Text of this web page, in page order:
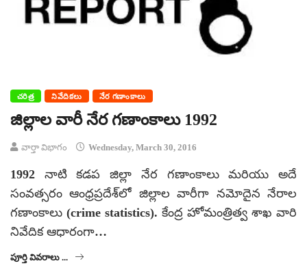
చరిత్ర నివేదికలు నేర గణాంకాలు
జిల్లాల వారీ నేర గణాంకాలు 1992
వార్తా విభాగం Wednesday, March 30, 2016
1992 నాటి కడప జిల్లా నేర గణాంకాలు మరియు అదే
సంవత్సరం ఆంధ్రప్రదేశ్‌లో జిల్లాల వారీగా నమోదైన నేరాల
గణాంకాలు (crime statistics). కేంద్ర హోమంత్రిత్వ శాఖ వారి
నివేదిక ఆధారంగా…
పూర్తి వివరాలు ...